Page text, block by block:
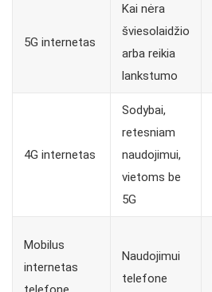
5G internetas
Kai nėra
šviesolaidžio
arba reikia
lankstumo
4G internetas
Sodybai,
retesniam
naudojimui,
vietoms be
5G
Mobilus
internetas
Naudojimui
telefone